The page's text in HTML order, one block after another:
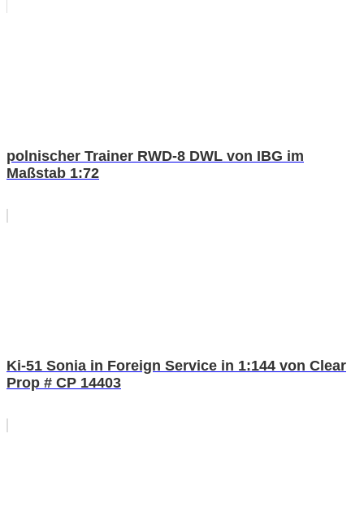
polnischer Trainer RWD-8 DWL von IBG im
Maßstab 1:72
Ki-51 Sonia in Foreign Service in 1:144 von Clear
Prop # CP 14403